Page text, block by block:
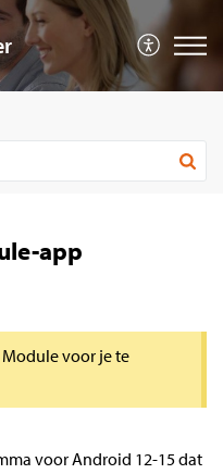
app
voor je te
voor Android 12-15 dat